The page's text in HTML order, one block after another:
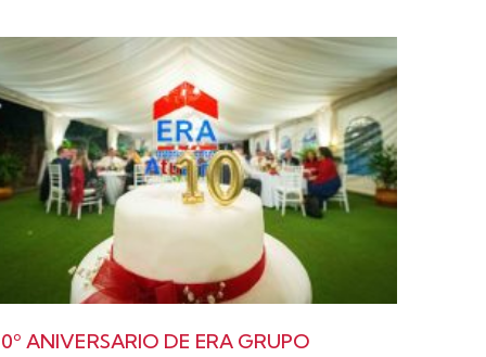
ANIVERSARIO DE ERA GRUPO